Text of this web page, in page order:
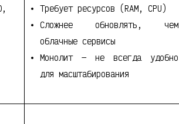
Требует ресурсов (RAM, CPU)
Сложнее обновлять, чем
облачные сервисы
Монолит — не всегда удобно
для масштабирования